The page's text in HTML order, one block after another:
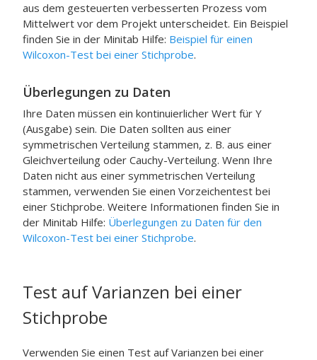
aus dem gesteuerten verbesserten Prozess vom
Mittelwert vor dem Projekt unterscheidet. Ein Beispiel
finden Sie in der Minitab Hilfe: Beispiel für einen
Wilcoxon-Test bei einer Stichprobe.
Überlegungen zu Daten
Ihre Daten müssen ein kontinuierlicher Wert für Y
(Ausgabe) sein. Die Daten sollten aus einer
symmetrischen Verteilung stammen, z. B. aus einer
Gleichverteilung oder Cauchy-Verteilung. Wenn Ihre
Daten nicht aus einer symmetrischen Verteilung
stammen, verwenden Sie einen Vorzeichentest bei
einer Stichprobe. Weitere Informationen finden Sie in
der Minitab Hilfe: Überlegungen zu Daten für den
Wilcoxon-Test bei einer Stichprobe.
Test auf Varianzen bei einer
Stichprobe
Verwenden Sie einen Test auf Varianzen bei einer